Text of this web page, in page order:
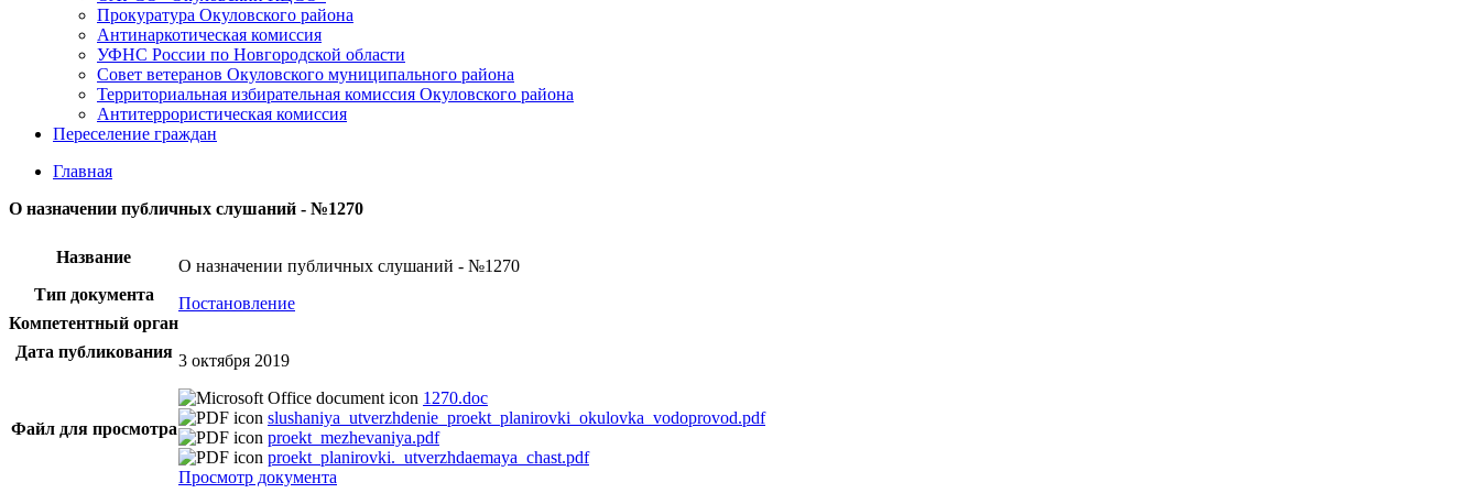
Прокуратура Окуловского района
Антинаркотическая комиссия
УФНС России по Новгородской области
Совет ветеранов Окуловского муниципального района
Территориальная избирательная комиссия Окуловского района
Антитеррористическая комиссия
Переселение граждан
Главная
О назначении публичных слушаний - №1270
Название
О назначении публичных слушаний - №1270
Тип документа
Постановление
Компетентный орган
Дата публикования 3 октября 2019
Файл для просмотра
1270.doc
slushaniya_utverzhdenie_proekt_planirovki_okulovka_vodoprovod.pdf
proekt_mezhevaniya.pdf
proekt_planirovki._utverzhdaemaya_chast.pdf
Просмотр документа